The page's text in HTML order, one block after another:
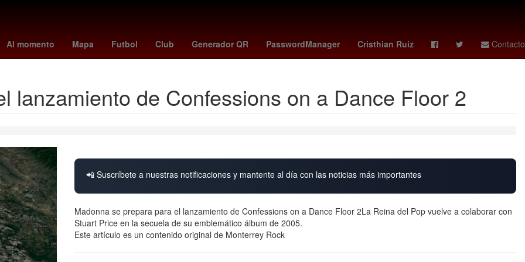
Al momento Mapa Futbol Club Generador QR PasswordManager Cristhian Ruiz Contacto
de risa Dólar estadounidense Senador feria fc dallas - querétaro 27 de marzo 26 de marzo loteria
lanzamiento de Confessions on a Dance Floor 2
📲 Suscríbete a nuestras notificaciones y mantente al día con las noticias más importantes
Madonna se prepara para el lanzamiento de Confessions on a Dance Floor 2La Reina del Pop vuelve a colaborar con
Stuart Price en la secuela de su emblemático álbum de 2005.
Este artículo es un contenido original de Monterrey Rock